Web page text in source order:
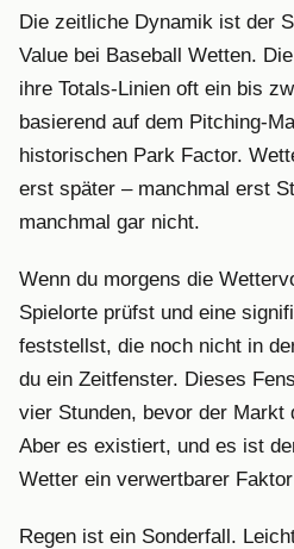
Die zeitliche Dynamik ist der
Value bei Baseball Wetten. Die
ihre Totals-Linien oft ein bis
basierend auf dem Pitching-
historischen Park Factor.
erst später – manchmal erst
manchmal gar nicht.
Wenn du morgens die
Spielorte prüfst und eine
feststellst, die noch nicht in
du ein Zeitfenster. Dieses
vier Stunden, bevor der Markt
Aber es existiert, und es ist
Wetter ein verwertbarer
Regen ist ein Sonderfall.